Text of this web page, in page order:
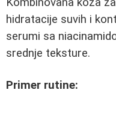
Kombinovana koža
hidratacije suvih i
serumi sa
srednje teksture.
Primer rutine: